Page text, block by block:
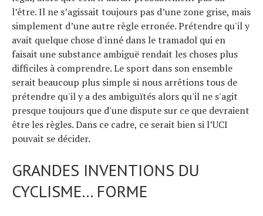
l’être. Il ne s’agissait toujours pas d’une zone grise, mais
simplement d’une autre règle erronée. Prétendre qu'il y
avait quelque chose d'inné dans le tramadol qui en
faisait une substance ambiguë rendait les choses plus
difficiles à comprendre. Le sport dans son ensemble
serait beaucoup plus simple si nous arrêtions tous de
prétendre qu'il y a des ambiguïtés alors qu'il ne s'agit
presque toujours que d'une dispute sur ce que devraient
être les règles. Dans ce cadre, ce serait bien si l’UCI
pouvait se décider.
GRANDES INVENTIONS DU
CYCLISME… FORME